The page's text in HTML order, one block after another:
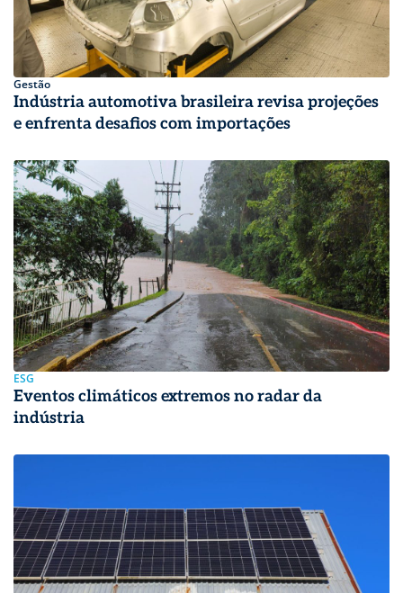
Gestão
Indústria automotiva brasileira revisa projeções
e enfrenta desafios com importações
ESG
Eventos climáticos extremos no radar da
indústria